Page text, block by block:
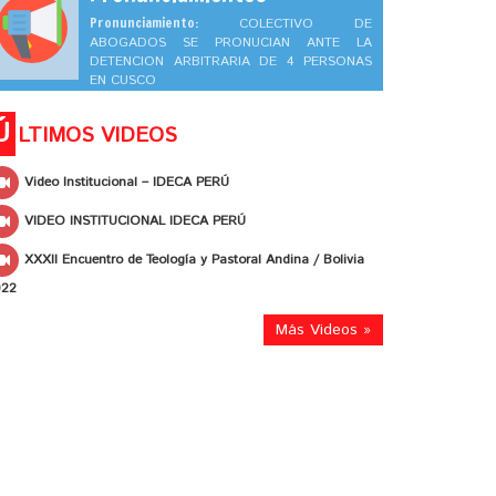
Pronunciamiento: COLECTIVO DE
ABOGADOS SE PRONUCIAN ANTE LA
DETENCION ARBITRARIA DE 4 PERSONAS
EN CUSCO
LTIMOS VIDEOS
Video Institucional – IDECA PERÚ
VIDEO INSTITUCIONAL IDECA PERÚ
XXXII Encuentro de Teología y Pastoral Andina / Bolivia
Más Videos »